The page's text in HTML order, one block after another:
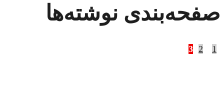
صفحه‌بندی نوشته‌ها
1
2
3